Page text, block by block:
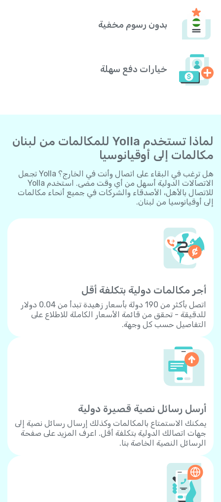
بدون رسوم مخفية
خيارات دفع سهلة
لماذا تستخدم Yolla للمكالمات من لبنان
مكالمات إلى أوقيانوسيا
هل ترغب في البقاء على اتصال وأنت في الخارج؟ Yolla تجعل
الاتصالات الدولية أسهل من أي وقت مضى. استخدم Yolla
للاتصال بالأهل، الأصدقاء والشركات في جميع أنحاء مكالمات
إلى أوقيانوسيا من لبنان.
أجر مكالمات دولية بتكلفة أقل
اتصل بأكثر من 190 دولة بأسعار زهيدة تبدأ من 0.04 دولار
للدقيقة - تحقق من قائمة الأسعار الكاملة للاطلاع على
التفاصيل حسب كل وجهة.
أرسل رسائل نصية قصيرة دولية
يمكنك الاستمتاع بالمكالمات وكذلك إرسال رسائل نصية إلى
جهات اتصالك الدولية بتكلفة أقل. اعرف المزيد على صفحة
الرسائل النصية الخاصة بنا.